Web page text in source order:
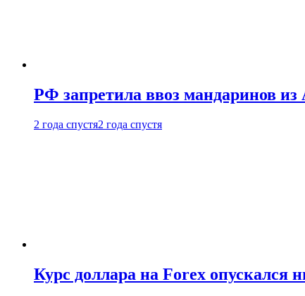
РФ запретила ввоз мандаринов из
2 года спустя2 года спустя
Курс доллара на Forex опускался